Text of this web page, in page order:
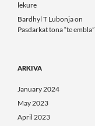
lekure
Bardhyl T Lubonjaon
Pasdarkat tona “te embla”
ARKIVA
January 2024
May 2023
April 2023